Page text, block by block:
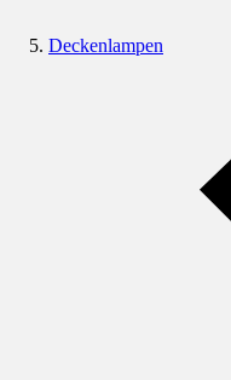
Deckenlampen